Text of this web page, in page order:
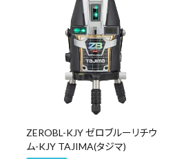
ZEROBL-KJY ゼロブルーリチウ
ム-KJY TAJIMA(タジマ)